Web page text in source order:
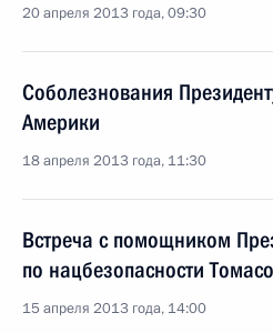
20 апреля 2013 года, 09:30
Соболезнования
Америки
18 апреля 2013 года, 11:30
Встреча с помощником
по нацбезопасности
15 апреля 2013 года, 14:00